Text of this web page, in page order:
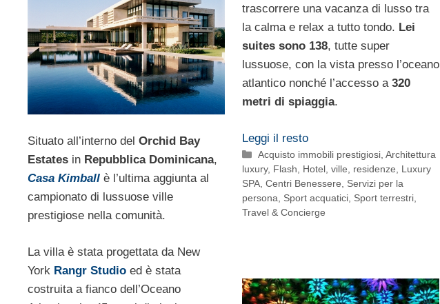
trascorrere una vacanza di lusso tra
la calma e relax a tutto tondo. Lei
suites sono 138, tutte super
lussuose, con la vista presso l’oceano
atlantico nonché l’accesso a 320
metri di spiaggia.
Leggi il resto
Categorie
Acquisto immobili prestigiosi ,Architettura
luxury, Flash Hotel, ville, residenze
Luxury
SPA, Centri Benessere
Servizi per la
persona
Sport acquatici, Sport terrestri,
Travel & Concierge
Situato all’interno del Orchid Bay
Estates in Repubblica Dominicana,
Casa Kimball è l’ultima aggiunta al
campionato di lussuose ville
prestigiose nella comunità.
La villa è stata progettata da New
York Rangr Studio ed è stata
costruita a fianco dell’Oceano